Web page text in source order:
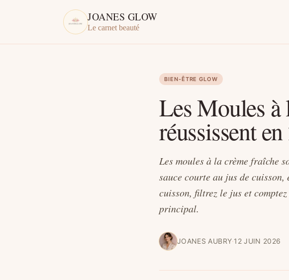
JOANES GLOW
Le carnet beauté
BIEN-ÊTRE GLOW
Les Moules à
réussissent
Les moules à la crème fraîche
sauce courte au jus de
cuisson, filtrez le jus et
principal.
JOANES AUBRY·12 JUIN 2026